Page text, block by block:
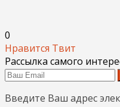
0
Нравится Твит
Рассылка самого
Введите Ваш адрес